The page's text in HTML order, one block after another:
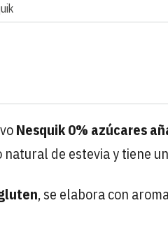
Nesquik 0% azúcares
de estevia y tiene
, se elabora con